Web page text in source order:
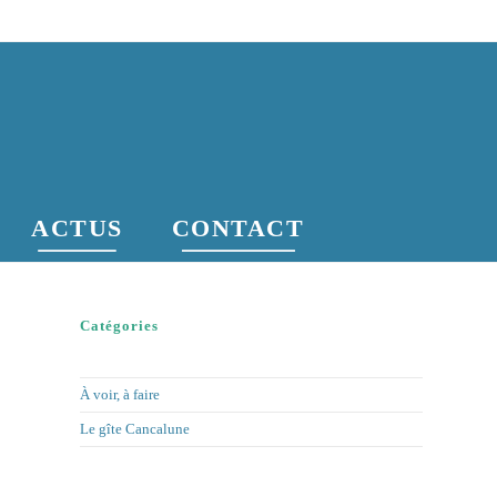
ACTUS CONTACT
Catégories
À voir, à faire
Le gîte Cancalune